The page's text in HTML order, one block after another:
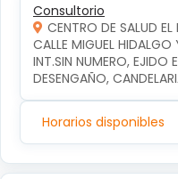
Consultorio
CENTRO DE SALUD EL
CALLE MIGUEL
INT.SIN NUMERO, EJIDO
DESENGAÑO,
Horarios disponibles